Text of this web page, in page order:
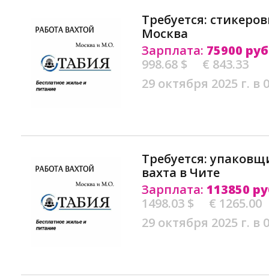
Требуется:
Москва
Зарплата: 75900
998.68 $
€ 843.33
29 октября 2025 г. в
Требуется:
вахта в Чите
Зарплата: 113850
1498.03 $
€ 1265.00
29 октября 2025 г. в